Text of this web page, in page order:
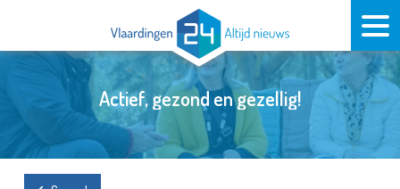
Actief, gezond en gezellig!